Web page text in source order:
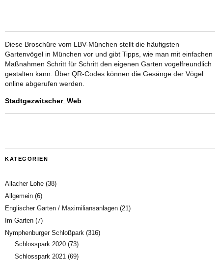
Diese Broschüre vom LBV-München stellt die häufigsten
Gartenvögel in München vor und gibt Tipps, wie man mit einfachen
Maßnahmen Schritt für Schritt den eigenen Garten vogelfreundlich
gestalten kann. Über QR-Codes können die Gesänge der Vögel
online abgerufen werden.
Stadtgezwitscher_Web
KATEGORIEN
Allacher Lohe (38)
Allgemein (6)
Englischer Garten / Maximiliansanlagen (21)
Im Garten (7)
Nymphenburger Schloßpark (316)
Schlosspark 2020 (73)
Schlosspark 2021 (69)